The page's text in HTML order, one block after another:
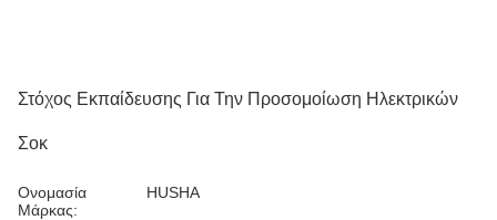
Στόχος Εκπαίδευσης Για Την Προσομοίωση Ηλεκτρικών
Σοκ
Ονομασία
Μάρκας:
HUSHA